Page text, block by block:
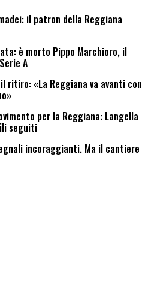
il patron della Reggiana
è morto Pippo Marchioro, il
A
ritiro: «La Reggiana va avanti con
per la Reggiana: Langella
seguiti
incoraggianti. Ma il cantiere